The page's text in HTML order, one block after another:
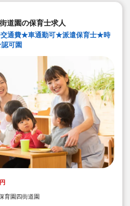
道園の保育士求人
交通費★車通勤可★派遣保育士★時
可園
円
育園四街道園